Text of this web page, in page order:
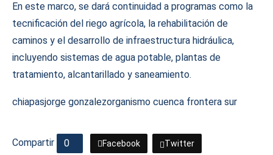
En este marco, se dará continuidad a programas como la
tecnificación del riego agrícola, la rehabilitación de
caminos y el desarrollo de infraestructura hidráulica,
incluyendo sistemas de agua potable, plantas de
tratamiento, alcantarillado y saneamiento.
chiapasjorge gonzalezorganismo cuenca frontera sur
Compartir 0 Facebook Twitter